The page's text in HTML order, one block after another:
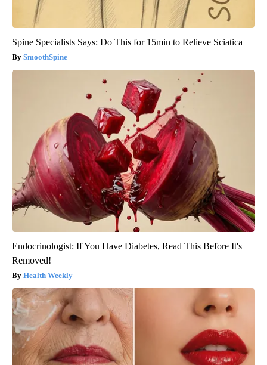
Spine Specialists Says: Do This for 15min to Relieve Sciatica
SmoothSpine
Endocrinologist: If You Have Diabetes, Read This Before It's
Removed!
Health Weekly